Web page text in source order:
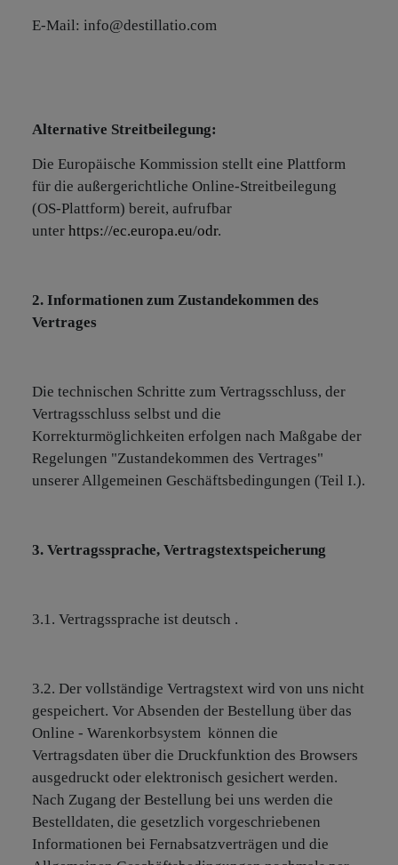
E-Mail: info@destillatio.com
Alternative Streitbeilegung:
Die Europäische Kommission stellt eine Plattform
für die außergerichtliche Online-Streitbeilegung
(OS-Plattform) bereit, aufrufbar
unter https://ec.europa.eu/odr.
2. Informationen zum Zustandekommen des
Vertrages
Die technischen Schritte zum Vertragsschluss, der
Vertragsschluss selbst und die
Korrekturmöglichkeiten erfolgen nach Maßgabe der
Regelungen "Zustandekommen des Vertrages"
unserer Allgemeinen Geschäftsbedingungen (Teil I.).
3. Vertragssprache, Vertragstextspeicherung
3.1. Vertragssprache ist deutsch .
3.2. Der vollständige Vertragstext wird von uns nicht
gespeichert. Vor Absenden der Bestellung über das
Online - Warenkorbsystem können die
Vertragsdaten über die Druckfunktion des Browsers
ausgedruckt oder elektronisch gesichert werden.
Nach Zugang der Bestellung bei uns werden die
Bestelldaten, die gesetzlich vorgeschriebenen
Informationen bei Fernabsatzverträgen und die